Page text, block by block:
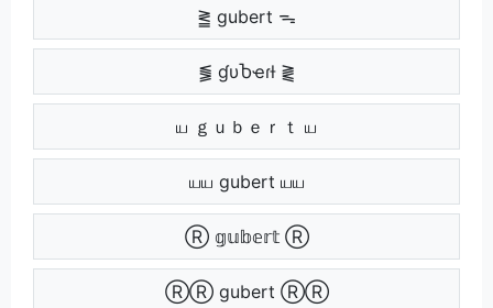
⪒ gubert ᯓ
⪓ ɠυႦҽɾƚ ⪔
ய ｇｕｂｅｒｔ ய
யய gubert யய
Ⓡ 𝕘𝕦𝕓𝕖𝕣𝕥 Ⓡ
ⓇⓇ gubert ⓇⓇ